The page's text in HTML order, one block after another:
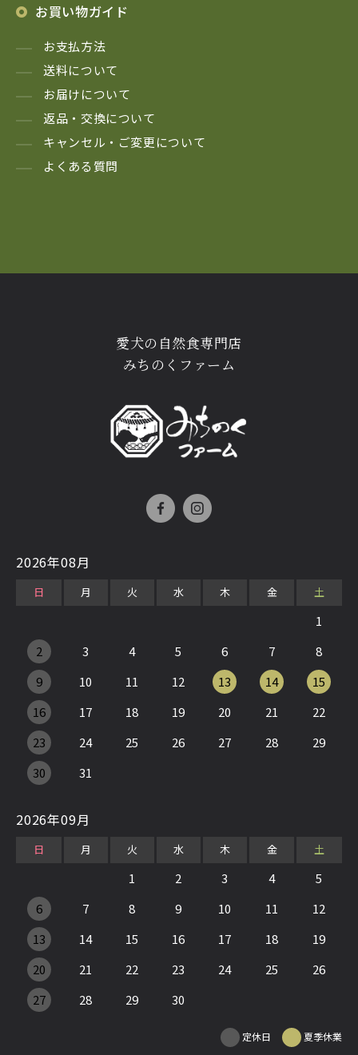
お買い物ガイド
お支払方法
送料について
お届けについて
返品・交換について
キャンセル・ご変更について
よくある質問
愛犬の自然食専門店
みちのくファーム
2026年08月
日 月 火 水 木 金 土
1
2
3 4 5 6 7
8
9
10 11 12 13 14
15
16
17 18 19 20 21
22
23
24 25 26 27 28
29
30
31
2026年09月
日 月 火 水 木 金 土
1 2 3 4
5
6
7 8 9 10 11
12
13
14 15 16 17 18
19
20
21 22 23 24 25
26
27
28 29 30
定休日 夏季休業